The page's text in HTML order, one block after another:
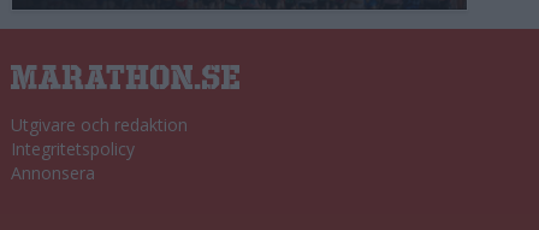
Utgivare och redaktion
Integritetspolicy
Annonsera